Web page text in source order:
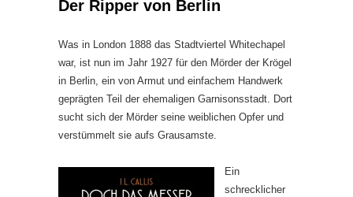
Der Ripper von Berlin
Was in London 1888 das Stadtviertel Whitechapel
war, ist nun im Jahr 1927 für den Mörder der Krögel
in Berlin, ein von Armut und einfachem Handwerk
geprägten Teil der ehemaligen Garnisonsstadt. Dort
sucht sich der Mörder seine weiblichen Opfer und
verstümmelt sie aufs Grausamste.
Ein
schrecklicher